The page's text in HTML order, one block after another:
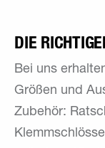
DIE
Bei uns
Größen und
Zubehör: